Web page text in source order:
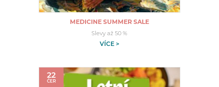
MEDICINE SUMMER SALE
Slevy až 50 %
VÍCE >
22
ČER